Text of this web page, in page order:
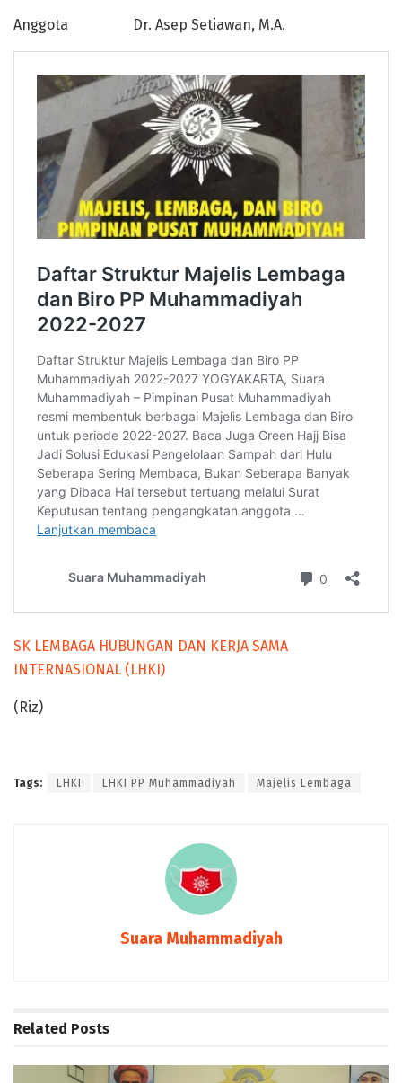
Anggota Dr. Asep Setiawan, M.A.
SK LEMBAGA HUBUNGAN DAN KERJA SAMA
INTERNASIONAL (LHKI)
(Riz)
Tags: LHKI LHKI PP Muhammadiyah Majelis Lembaga
Suara Muhammadiyah
Related Posts